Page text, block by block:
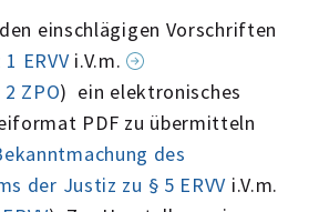
einschlägigen Vorschriften
ERVVi.V.m.
ZPO) ein elektronisches
PDF zu übermitteln
des
der Justiz zu § 5 ERVV i.V.m.